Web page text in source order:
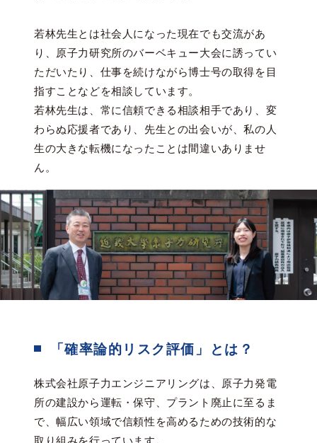
若林先生とは社会人になった現在でも交流があ
り、原子力研究所のバーベキュー大会に誘ってい
ただいたり、仕事を続けながら博士号の取得を目
指すことなどを相談しています。
若林先生は、常に信頼できる相談相手であり、変
わらぬ応援者であり、先生との出会いが、私の人
生の大きな転機になったことは間違いありませ
ん。
「確率論的リスク評価」とは？
株式会社原子力エンジニアリングは、原子力発電
所の建設から運転・保守、プラント廃止に至るま
で、幅広い領域で信頼性を高めるための技術的な
取り組みを行っています。